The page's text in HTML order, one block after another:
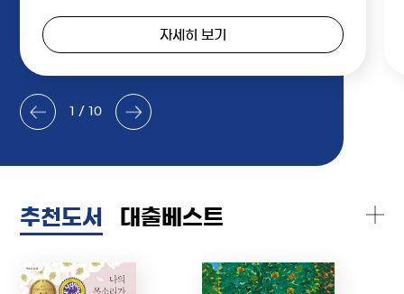
자세히 보기
1 / 10
추천도서 대출베스트